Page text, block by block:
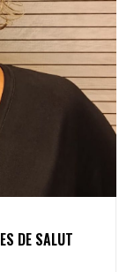
DE SALUT